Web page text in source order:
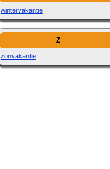
wintervakantie
Z
zonvakantie